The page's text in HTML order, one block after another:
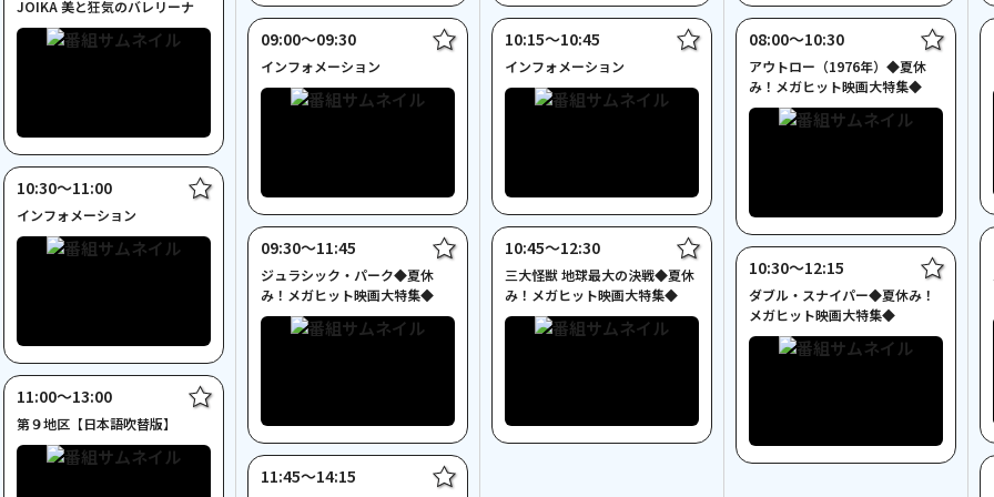
JOIKA 美と狂気のバレリーナ
10:30〜11:00
インフォメーション
11:00〜13:00
第９地区【日本語吹替版】
09:00〜09:30
インフォメーション
09:30〜11:45
ジュラシック・パーク◆夏休
み！メガヒット映画大特集◆
11:45〜14:15
10:15〜10:45
インフォメーション
10:45〜12:30
三大怪獣 地球最大の決戦◆夏休
み！メガヒット映画大特集◆
08:00〜10:30
アウトロー（1976年）◆夏休
み！メガヒット映画大特集◆
10:30〜12:15
ダブル・スナイパー◆夏休み！
メガヒット映画大特集◆